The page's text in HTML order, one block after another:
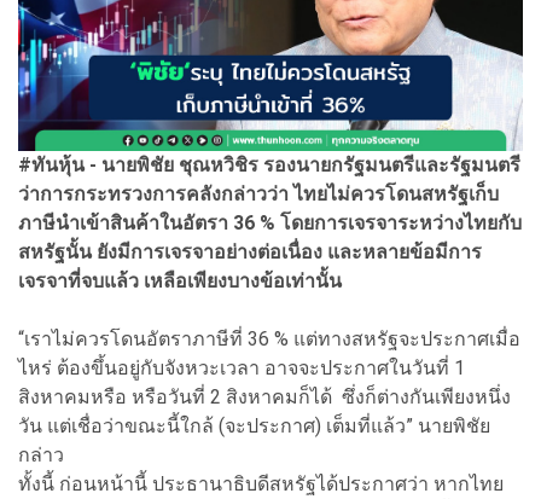
#ทันหุ้น - นายพิชัย ชุณหวิชิร รองนายกรัฐมนตรีและรัฐมนตรี
ว่าการกระทรวงการคลังกล่าวว่า ไทยไม่ควรโดนสหรัฐเก็บ
ภาษีนำเข้าสินค้าในอัตรา 36 % โดยการเจรจาระหว่างไทยกับ
สหรัฐนั้น ยังมีการเจรจาอย่างต่อเนื่อง และหลายข้อมีการ
เจรจาที่จบแล้ว เหลือเพียงบางข้อเท่านั้น
“เราไม่ควรโดนอัตราภาษีที่ 36 % แต่ทางสหรัฐจะประกาศเมื่อ
ไหร่ ต้องขึ้นอยู่กับจังหวะเวลา อาจจะประกาศในวันที่ 1
สิงหาคมหรือ หรือวันที่ 2 สิงหาคมก็ได้ ซึ่งก็ต่างกันเพียงหนึ่ง
วัน แต่เชื่อว่าขณะนี้ใกล้ (จะประกาศ) เต็มที่แล้ว” นายพิชัย
กล่าว
ทั้งนี้ ก่อนหน้านี้ ประธานาธิบดีสหรัฐได้ประกาศว่า หากไทย